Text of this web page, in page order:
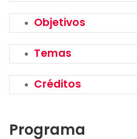
Objetivos
Temas
Créditos
Programa